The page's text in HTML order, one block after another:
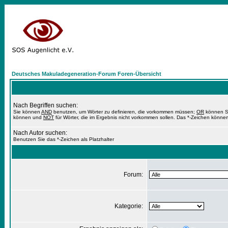
Deutsches Makuladegeneration-Forum Foren-Übersicht
Nach Begriffen suchen:
Sie können AND benutzen, um Wörter zu definieren, die vorkommen müssen; OR können
können und NOT für Wörter, die im Ergebnis nicht vorkommen sollen. Das *-Zeichen
Nach Autor suchen:
Benutzen Sie das *-Zeichen als Platzhalter
Forum:
Kategorie: